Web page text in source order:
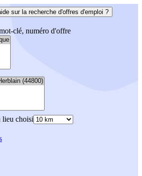
sur la recherche d'offres d'emploi ?
clé, numéro d'offre
lieu choisi